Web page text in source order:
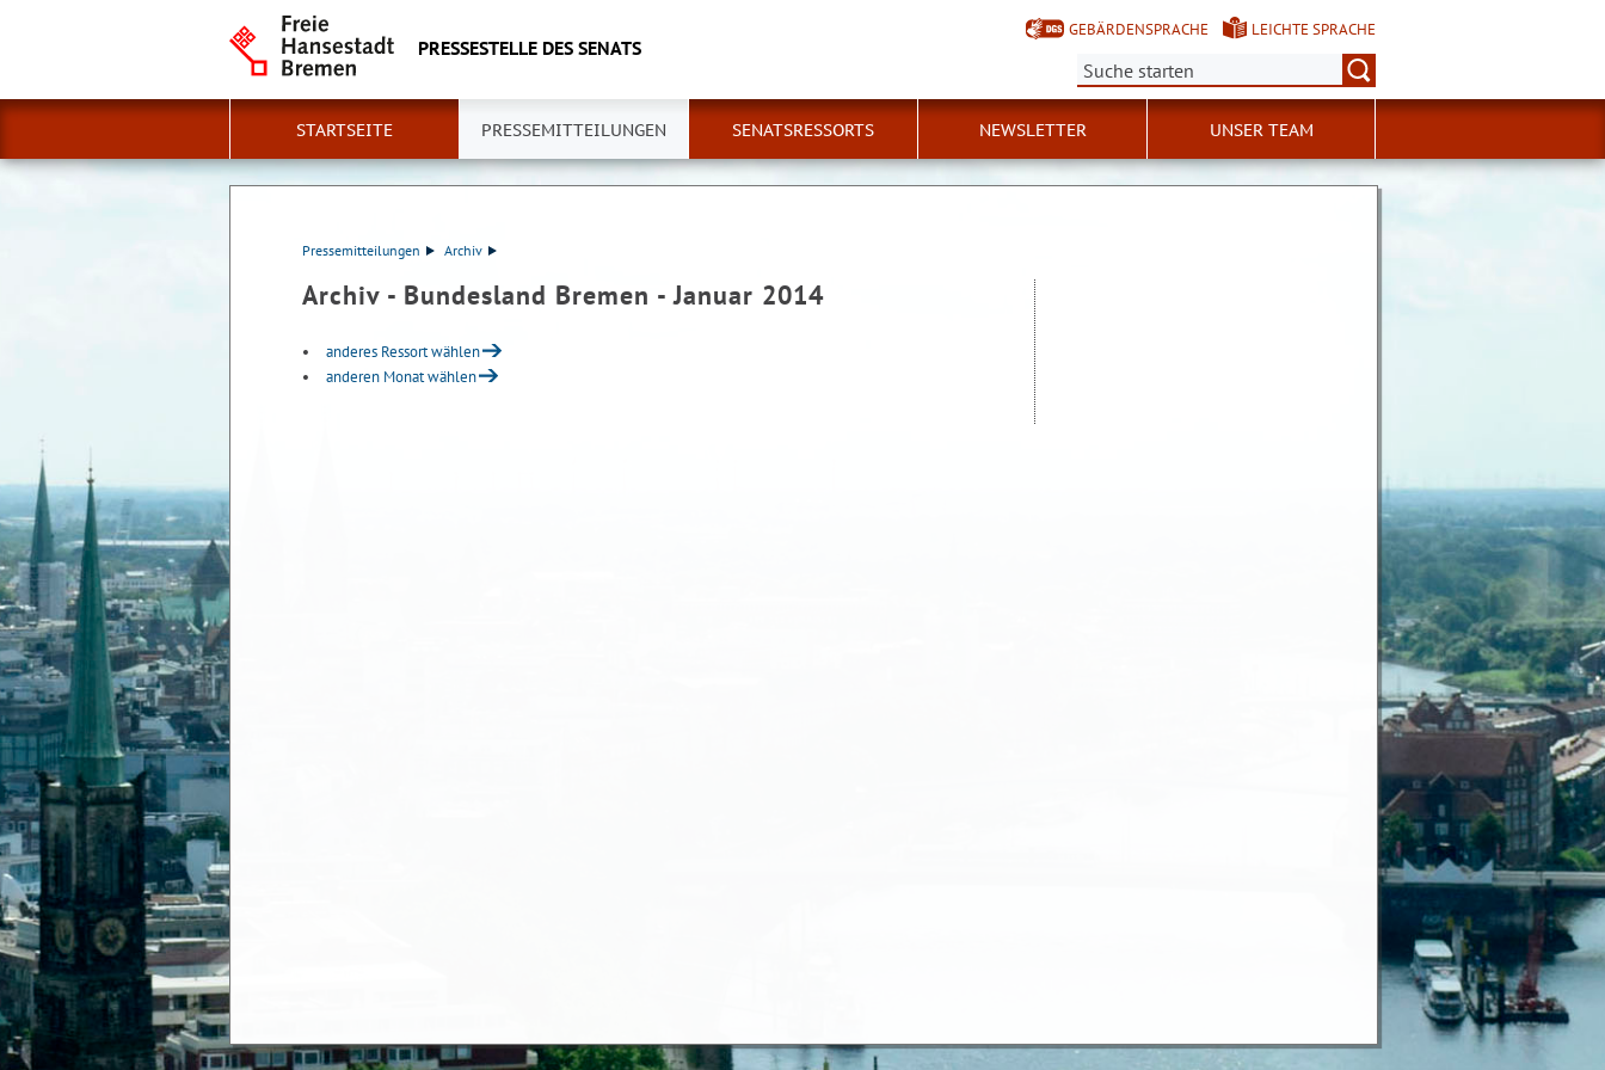
PRESSESTELLE DES SENATS
GEBÄRDENSPRACHE
LEICHTE SPRACHE
Suche:
STARTSEITE PRESSEMITTEILUNGEN SENATSRESSORTS NEWSLETTER UNSER TEAM
Pressemitteilungen Archiv
Archiv - Bundesland Bremen - Januar 2014
anderes Ressort wählen
anderen Monat wählen